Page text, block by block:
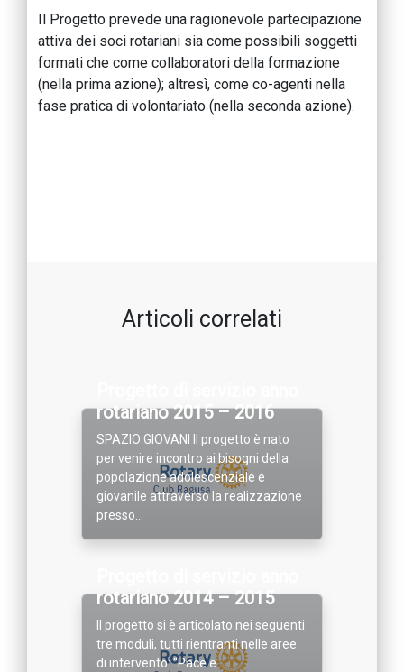
Il Progetto prevede una ragionevole partecipazione
attiva dei soci rotariani sia come possibili soggetti
formati che come collaboratori della formazione
(nella prima azione); altresì, come co-agenti nella
fase pratica di volontariato (nella seconda azione).
Articoli correlati
rotariano 2015 – 2016
SPAZIO GIOVANI Il progetto è nato
per venire incontro ai bisogni della
popolazione adolescenziale e
giovanile attraverso la realizzazione
presso...
rotariano 2014 – 2015
Il progetto si è articolato nei seguenti
tre moduli, tutti rientranti nelle aree
di intervento: “Pace e